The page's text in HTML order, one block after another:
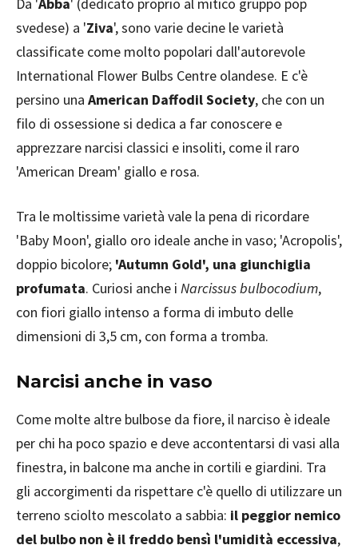
svedese) a 'Ziva', sono varie decine le varietà
classificate come molto popolari dall'autorevole
International Flower Bulbs Centre olandese. E c'è
persino una American Daffodil Society, che con un
filo di ossessione si dedica a far conoscere e
apprezzare narcisi classici e insoliti, come il raro
'American Dream' giallo e rosa.
Tra le moltissime varietà vale la pena di ricordare
'Baby Moon', giallo oro ideale anche in vaso; 'Acropolis',
doppio bicolore; 'Autumn Gold', una giunchiglia
profumata. Curiosi anche i Narcissus bulbocodium,
con fiori giallo intenso a forma di imbuto delle
dimensioni di 3,5 cm, con forma a tromba.
Narcisi anche in vaso
Come molte altre bulbose da fiore, il narciso è ideale
per chi ha poco spazio e deve accontentarsi di vasi alla
finestra, in balcone ma anche in cortili e giardini. Tra
gli accorgimenti da rispettare c'è quello di utilizzare un
terreno sciolto mescolato a sabbia: il peggior nemico
del bulbo non è il freddo bensì l'umidità eccessiva,